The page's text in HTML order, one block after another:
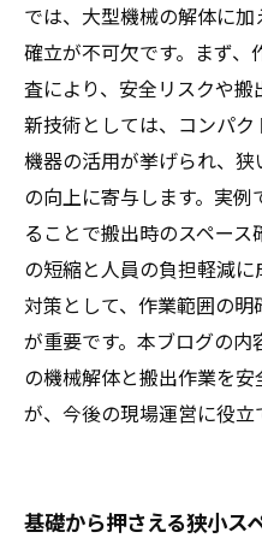
では、大型機械の解体に
確立が不可欠です。まず
査により、安全リスクや
新技術としては、コンパ
機器の活用が挙げられ、
の向上に寄与します。実
ることで搬出時のスペー
の短縮と人員の負担軽減
対策として、作業範囲の
が重要です。本ブログの
の機械解体と搬出作業を
が、今後の現場運営に役立
基礎から押さえる狭小ス